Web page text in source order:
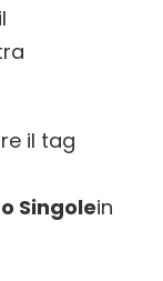
il tag
Singolein